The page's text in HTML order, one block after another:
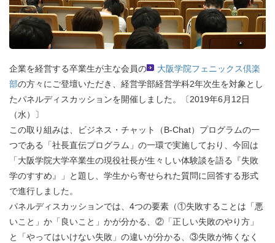
企業を経営する卒業生が主な会員の
大阪学院フェニックス倶楽
部の方々にご登壇いただき、経営学部経営学科2年次生を対象とし
たパネルディスカッションを開催しました。〔2019年6月12日
（水）〕
この取り組みは、ビジネス・チャット（B-Chat）プログラムの一
つである「社長直伝プログラム」の一環で実施しており、今回は
「大阪学院大学卒業生の現役社長が生々しい体験談を語る『失敗
学のすすめ』」と題し、学生から寄せられた質問に回答する形式
で進行しました。
パネルディスカッションでは、4つの要素（①失敗することは「悪
いこと」か「良いこと」かが分かる、②「正しい失敗のやり方」
と「やってはいけない失敗」の違いが分かる、③失敗が怖くなく